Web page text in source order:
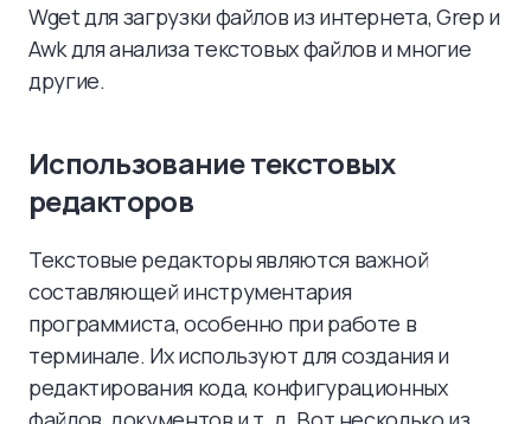
Wget для загрузки файлов из интернета, Grep и
Awk для анализа текстовых файлов и многие
другие.
Использование текстовых
редакторов
Текстовые редакторы являются важной
составляющей инструментария
программиста, особенно при работе в
терминале. Их используют для создания и
редактирования кода, конфигурационных